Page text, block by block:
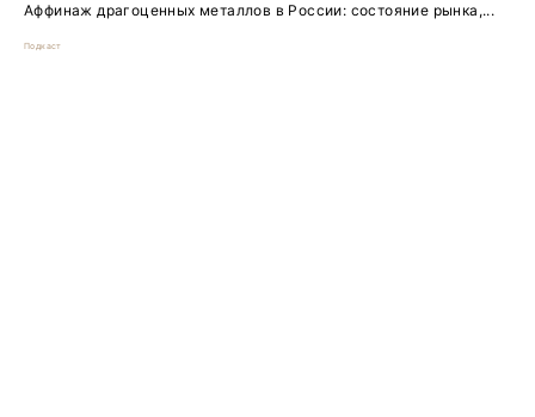
Аффинаж драгоценных металлов в России: состояние рынка,...
Подкаст